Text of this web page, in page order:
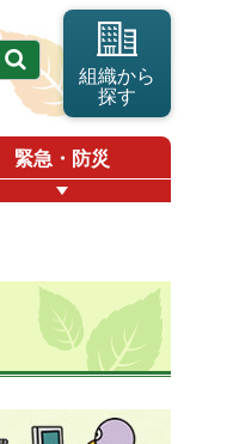
組織から
探す
緊急・防災